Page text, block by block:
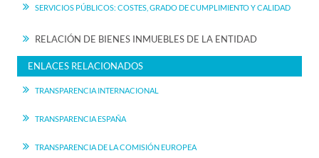
SERVICIOS PÚBLICOS: COSTES, GRADO DE CUMPLIMIENTO Y CALIDAD
RELACIÓN DE BIENES INMUEBLES DE LA ENTIDAD
ENLACES RELACIONADOS
TRANSPARENCIA INTERNACIONAL
TRANSPARENCIA ESPAÑA
TRANSPARENCIA DE LA COMISIÓN EUROPEA